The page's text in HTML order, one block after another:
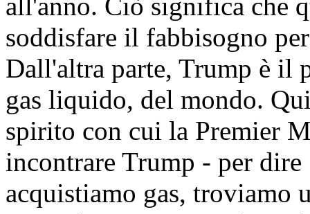
soddisfare il fabbisogno
Dall'altra parte, Trump è il
gas liquido, del mondo.
spirito con cui la Premier
incontrare Trump - per
acquistiamo gas, troviamo